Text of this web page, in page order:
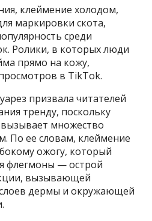
клеймение холодом,
маркировки скота,
среди
Ролики, в которых люди
прямо на кожу,
в TikTok.
призвала читателей
тренду, поскольку
множество
По ее словам, клеймение
ожогу, который
флегмоны — острой
вызывающей
слоев дермы и окружающей